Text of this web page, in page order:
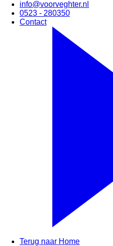
info@voorveghter.nl
0523 - 280350
Contact
Terug naar Home